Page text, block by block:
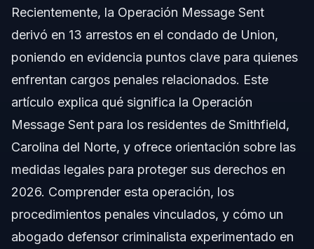
Comprendiendo la Operación Message Sent y
Cargos Penales Relacionados
Pasos Clave a Seguir si es Arrestado en la
Operación Message Sent
Qué Esperar en la Comparecencia Inicial
Función de Nuestro Equipo de Defensa Penal
Errores Comunes que Debe Evitar tras un Arresto
en la Operación Message Sent
Operación Message Sent
Recientemente, la Operación Message Sent
derivó en 13 arrestos en el condado de Union,
poniendo en evidencia puntos clave para quienes
enfrentan cargos penales relacionados. Este
artículo explica qué significa la Operación
Message Sent para los residentes de Smithfield,
Carolina del Norte, y ofrece orientación sobre las
medidas legales para proteger sus derechos en
2026. Comprender esta operación, los
procedimientos penales vinculados, y cómo un
abogado defensor criminalista experimentado en